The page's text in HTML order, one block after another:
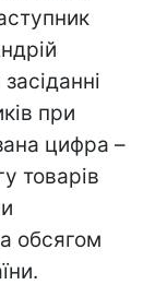
при
цифра –
товарів
обсягом